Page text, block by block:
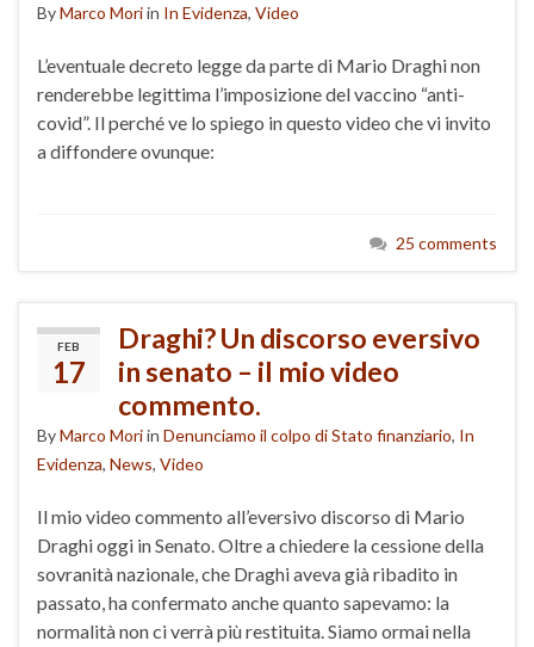
ByMarco Moriin In Evidenza, Video
L’eventuale decreto legge da parte di Mario Draghi non
renderebbe legittima l’imposizione del vaccino “anti-
covid”. Il perché ve lo spiego in questo video che vi invito
a diffondere ovunque:
25 comments
FEB
17
Draghi? Un discorso eversivo
in senato – il mio video
commento.
ByMarco Moriin Denunciamo il colpo di Stato finanziario, In
Evidenza, News, Video
Il mio video commento all’eversivo discorso di Mario
Draghi oggi in Senato. Oltre a chiedere la cessione della
sovranità nazionale, che Draghi aveva già ribadito in
passato, ha confermato anche quanto sapevamo: la
normalità non ci verrà più restituita. Siamo ormai nella